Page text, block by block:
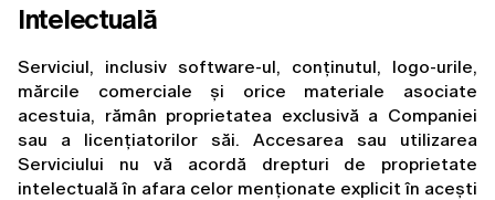
Intelectuală
Serviciul, inclusiv software-ul, conținutul, logo-urile,
mărcile comerciale și orice materiale asociate
acestuia, rămân proprietatea exclusivă a Companiei
sau a licențiatorilor săi. Accesarea sau utilizarea
Serviciului nu vă acordă drepturi de proprietate
intelectuală în afara celor menționate explicit în acești